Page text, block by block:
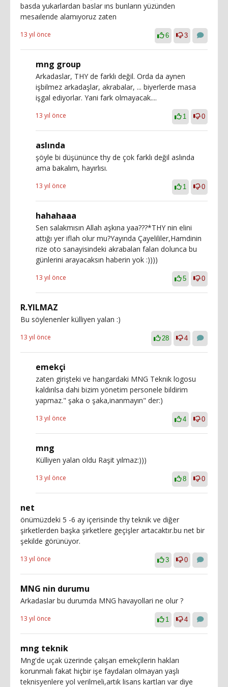
basda yukarlardan baslar ıns bunların yüzünden
mesaılerıde alamıyoruz zaten
13 yıl önce 6 3
mng group
Arkadaslar, THY de farklı değil. Orda da aynen
işbilmez arkadaşlar, akrabalar, ... biyerlerde masa
işgal ediyorlar. Yani fark olmayacak....
13 yıl önce 1 0
aslında
şöyle bi düşününce thy de çok farklı değil aslında
ama bakalım, hayırlısı.
13 yıl önce 1 0
hahahaaa
Sen salakmısın Allah aşkına yaa???*THY nin elini
attığı yer iflah olur mu?Yayında Çayelililer,Hamdinin
rize oto sanayisindeki akrabaları falan dolunca bu
günlerini arayacaksın haberin yok :))))
13 yıl önce 5 0
R.YILMAZ
Bu söylenenler külliyen yalan :)
13 yıl önce 28 4
emekçi
zaten girişteki ve hangardaki MNG Teknik logosu
kaldırılsa dahi bizim yönetim personele bildirim
yapmaz." şaka o şaka,inanmayın" der:)
13 yıl önce 4 0
mng
Külliyen yalan oldu Raşit yılmaz:)))
13 yıl önce 8 0
net
önümüzdeki 5 -6 ay içerisinde thy teknik ve diğer
şirketlerden başka şirketlere geçişler artacaktır.bu net bir
şekilde görünüyor.
13 yıl önce 3 0
MNG nin durumu
Arkadaslar bu durumda MNG havayollari ne olur ?
13 yıl önce 1 4
mng teknik
Mng'de uçak üzerinde çalışan emekçilerin hakları
korunmalı fakat hiçbir işe faydaları olmayan yaşlı
teknisyenlere yol verilmeli,artık lisans kartları var diye